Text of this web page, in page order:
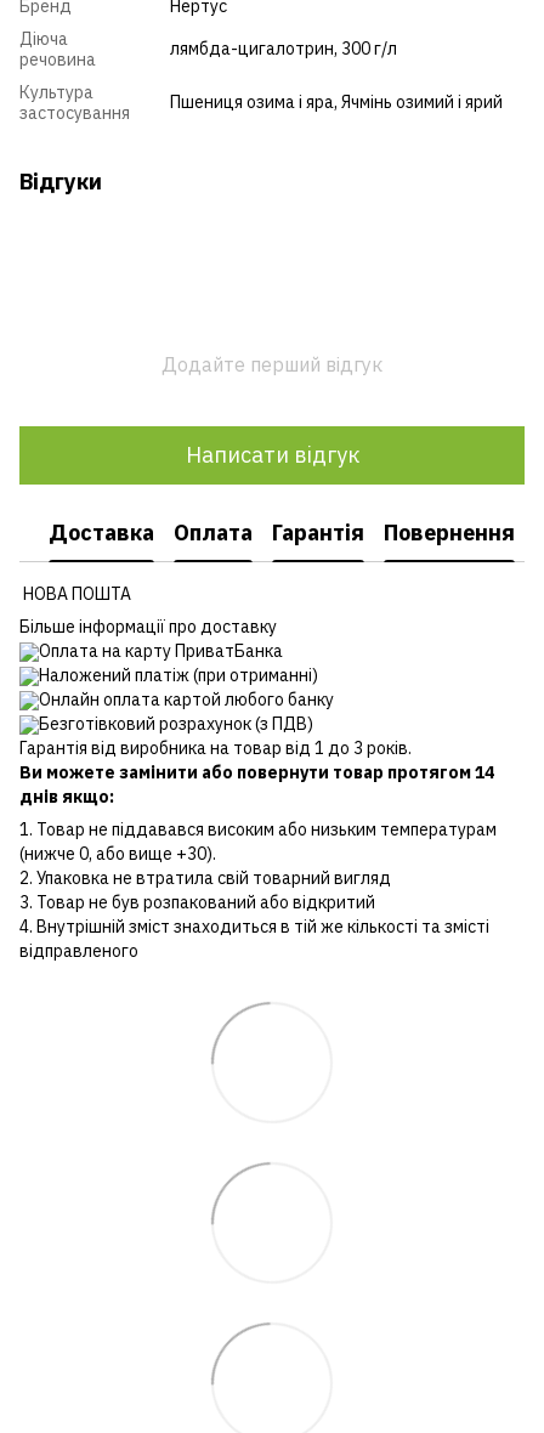
Бренд
Нертус
Діюча
речовина
лямбда-цигалотрин, 300 г/л
Культура
застосування
Пшениця озима і яра, Ячмінь озимий і ярий
Відгуки
Додайте перший відгук
Написати відгук
Доставка Оплата Гарантія Повернення
НОВА ПОШТА
Більше інформації про доставку
Оплата на карту ПриватБанка
Наложений платіж (при отриманні)
Онлайн оплата картой любого банку
Безготівковий розрахунок (з ПДВ)
Гарантія від виробника на товар від 1 до 3 років.
Ви можете замінити або повернути товар протягом 14
днів якщо:
1. Товар не піддавався високим або низьким температурам
(нижче 0, або вище +30).
2. Упаковка не втратила свій товарний вигляд
3. Товар не був розпакований або відкритий
4. Внутрішній зміст знаходиться в тій же кількості та змісті
відправленого